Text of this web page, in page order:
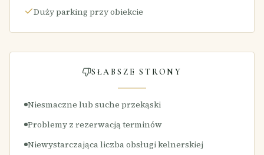
Duży parking przy obiekcie
SŁABSZE STRONY
Niesmaczne lub suche przekąski
Problemy z rezerwacją terminów
Niewystarczająca liczba obsługi kelnerskiej